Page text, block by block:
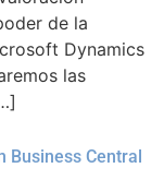
de la
Dynamics
las
Business Central